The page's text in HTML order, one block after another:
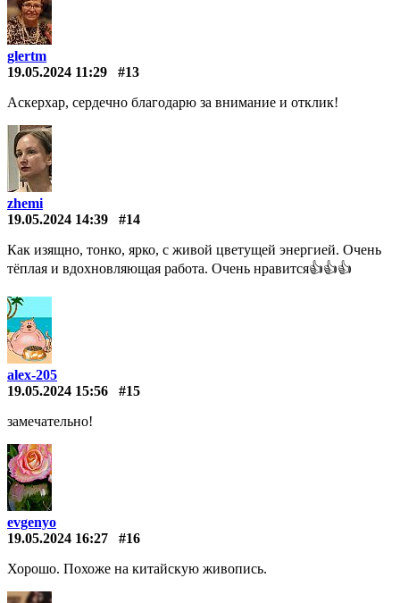
glertm
19.05.2024 11:29
#13
Аскерхар, сердечно благодарю за внимание и отклик!
zhemi
19.05.2024 14:39
#14
Как изящно, тонко, ярко, с живой цветущей энергией. Очень
тёплая и вдохновляющая работа. Очень нравится👍👍👍
alex-205
19.05.2024 15:56
#15
замечательно!
evgenyo
19.05.2024 16:27
#16
Хорошо. Похоже на китайскую живопись.